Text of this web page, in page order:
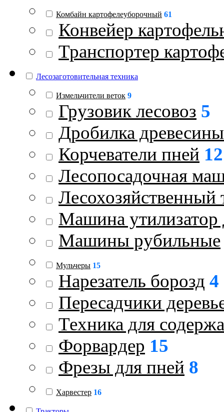
Комбайн картофелеуборочный 61
Конвейер
Транспортер
Лесозаготовительная техника
Измельчители веток 9
Грузовик лесовоз 5
Дробилка древесины
Корчеватели пней 12
Лесопосадочная
Лесохозяйственный
Машина утилизатор
Машины рубильные
Мульчеры 15
Нарезатель борозд 4
Пересадчики
Техника для
Форвардер 15
Фрезы для пней 8
Харвестер 16